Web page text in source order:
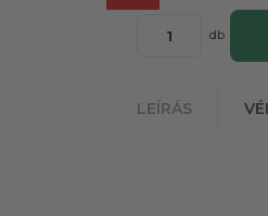
db
LEÍRÁS